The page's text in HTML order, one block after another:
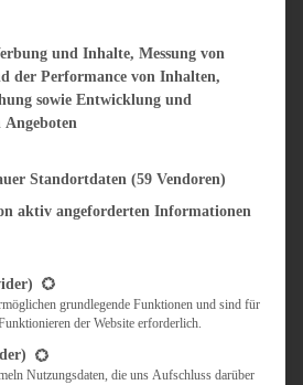
VORSPEISEN
SÜSS & HERZHAFT
BROTAUFSTRICH
DIPS, SAUCEN, CHUTNEYS
KÜCHENGESCHENKE
UNTERWEGS
UNTERWEGS
und Inhalte, Messung von
der Performance von Inhalten,
sowie Entwicklung und
Angeboten
Standortdaten (59 Vendoren)
aktiv angeforderten Informationen
Gruppen, für die eine Einwilligung erteilt werden
grundlegende Funktionen und sind für
der Website erforderlich.
Nutzungsdaten, die uns Aufschluss darüber